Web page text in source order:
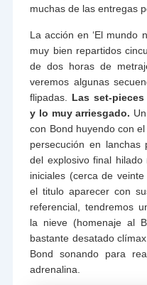
muchas de las entregas
La acción en ‘El mundo
muy bien repartidos
de dos horas de
veremos algunas
flipadas. Las set-
y lo muy arriesgado.
con Bond huyendo con
persecución en
del explosivo final
iniciales (cerca de
el titulo aparecer con
referencial, tendremos
la nieve (homenaje al
bastante desatado
Bond sonando para
adrenalina.